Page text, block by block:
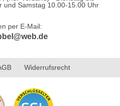
und Samstag 10.00-15.00 Uhr
per E-Mail:
Widerrufsrecht